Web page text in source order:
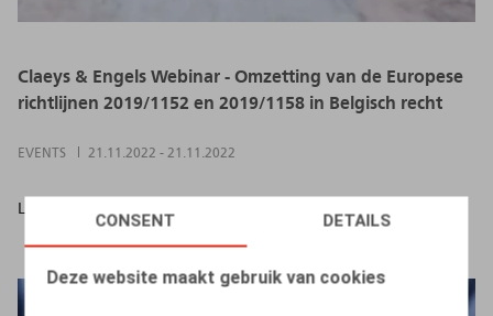
CONSENT DETAILS
Deze website maakt gebruik van cookies
Claeys & Engels Webinar - Omzetting van de Europese
richtlijnen 2019/1152 en 2019/1158 in Belgisch recht
EVENTS 21.11.2022 - 21.11.2022
LEES MEER